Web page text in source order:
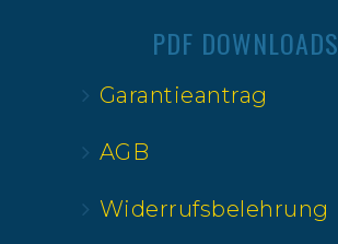
PDF DOWNLOADS
Garantieantrag
AGB
Widerrufsbelehrung